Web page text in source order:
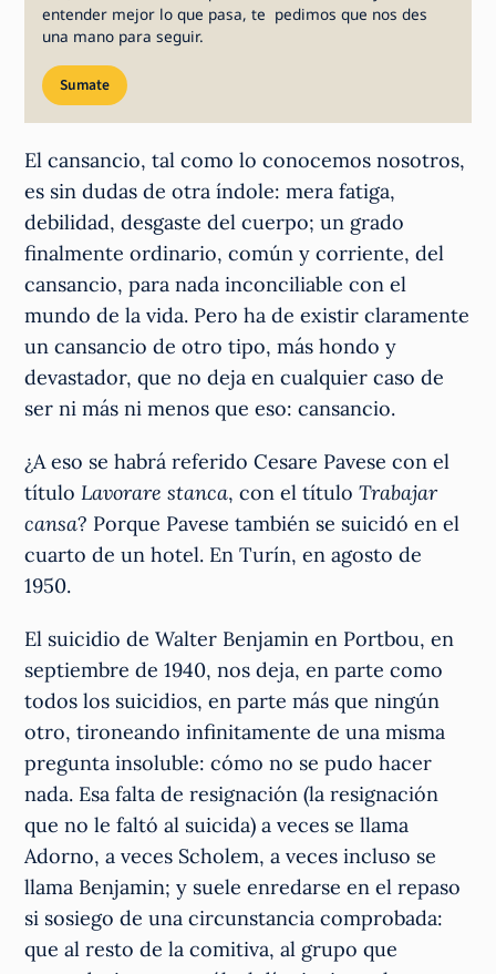
entender mejor lo que pasa, te pedimos que nos des
una mano para seguir.
Sumate
El cansancio, tal como lo conocemos nosotros,
es sin dudas de otra índole: mera fatiga,
debilidad, desgaste del cuerpo; un grado
finalmente ordinario, común y corriente, del
cansancio, para nada inconciliable con el
mundo de la vida. Pero ha de existir claramente
un cansancio de otro tipo, más hondo y
devastador, que no deja en cualquier caso de
ser ni más ni menos que eso: cansancio.
¿A eso se habrá referido Cesare Pavese con el
títuloLavorare stanca, con el títuloTrabajar
cansa? Porque Pavese también se suicidó en el
cuarto de un hotel. En Turín, en agosto de
1950.
El suicidio de Walter Benjamin en Portbou, en
septiembre de 1940, nos deja, en parte como
todos los suicidios, en parte más que ningún
otro, tironeando infinitamente de una misma
pregunta insoluble: cómo no se pudo hacer
nada. Esa falta de resignación (la resignación
que no le faltó al suicida) a veces se llama
Adorno, a veces Scholem, a veces incluso se
llama Benjamin; y suele enredarse en el repaso
si sosiego de una circunstancia comprobada:
que al resto de la comitiva, al grupo que